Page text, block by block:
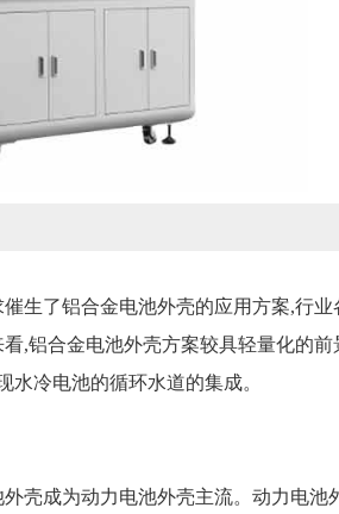
生了铝合金电池外壳的应用方案,行
看,铝合金电池外壳方案较具轻量化的
电池的循环水道的集成。
成为动力电池外壳主流。动力电